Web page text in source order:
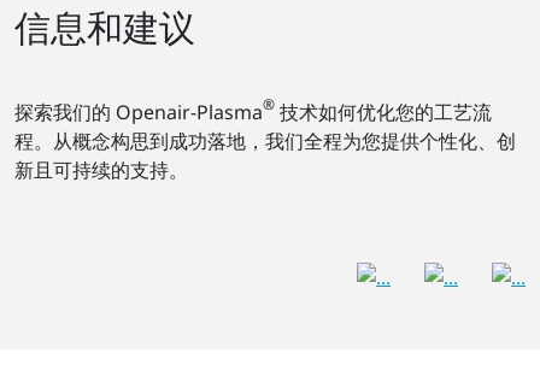
信息和建议
探索我们的 Openair-Plasma® 技术如何优化您的工艺流
程。从概念构思到成功落地，我们全程为您提供个性化、创
新且可持续的支持。